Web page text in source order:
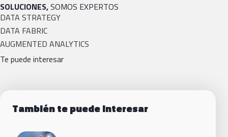
SOLUCIONES,SOMOS EXPERTOS
DATA STRATEGY
DATA FABRIC
AUGMENTED ANALYTICS
Te puede interesar
También te puede interesar